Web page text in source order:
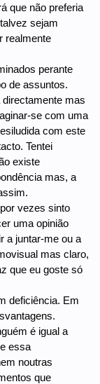
que não preferia
sejam
realmente
perante
de assuntos.
mas
se com uma
com este
Tentei
existe
mas, a
vezes sinto
uma opinião
a juntar-me ou a
mas claro,
que eu goste só
deficiência. Em
é igual a
essa
noutras
que